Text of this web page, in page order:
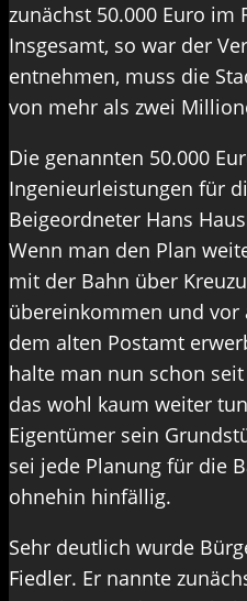
zunächst 50.000 Euro im
Insgesamt, so war der
entnehmen, muss die
von mehr als zwei
Die genannten 50.000
Ingenieurleistungen für
Beigeordneter Hans
Wenn man den Plan
mit der Bahn über
übereinkommen und
dem alten Postamt
halte man nun schon
das wohl kaum weiter
Eigentümer sein
sei jede Planung für die
ohnehin hinfällig.
Sehr deutlich wurde
Fiedler. Er nannte